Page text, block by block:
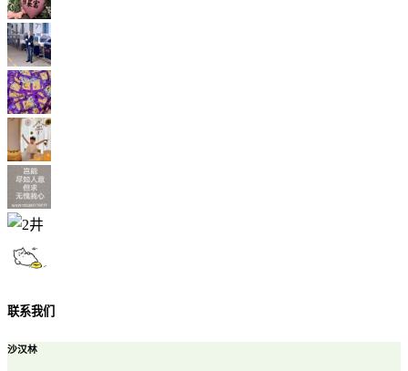
联系我们
沙汉林